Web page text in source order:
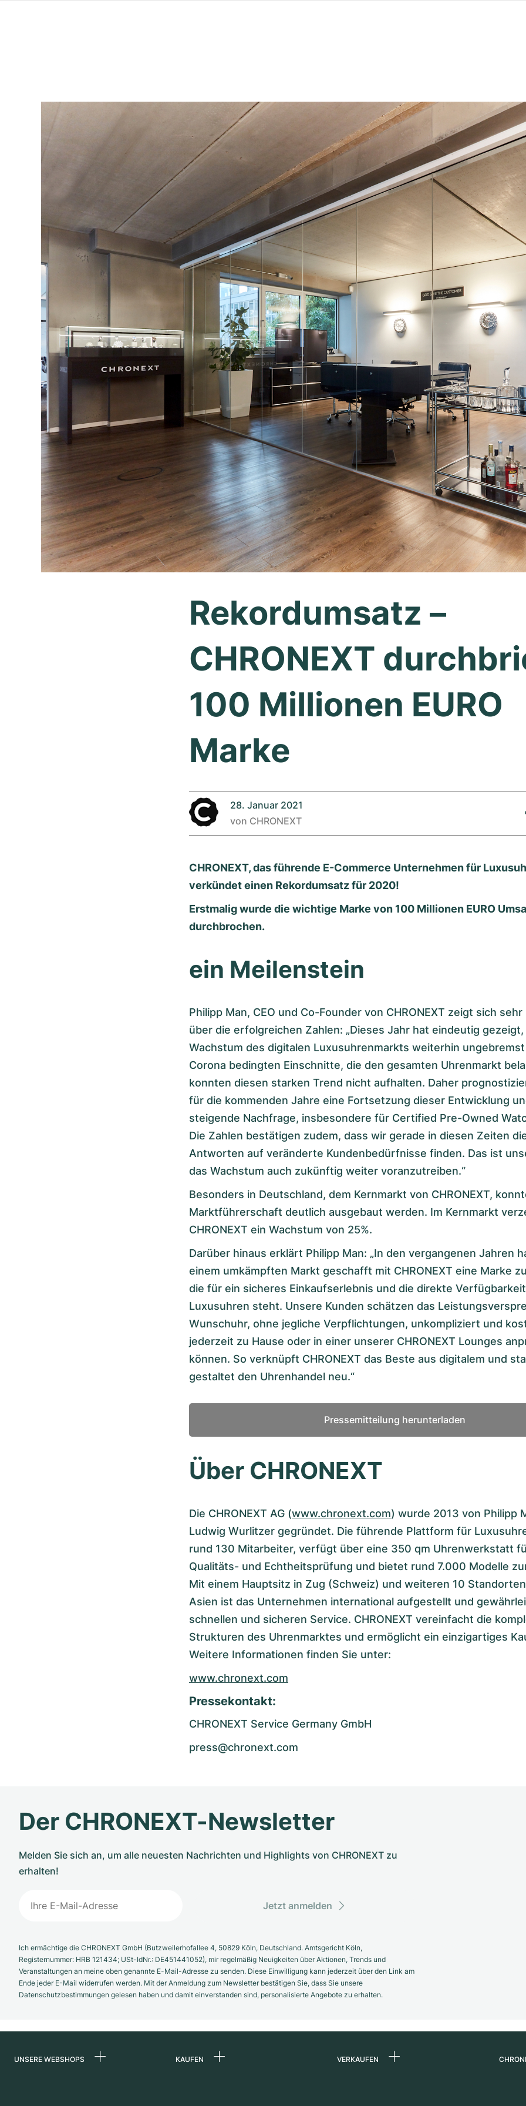
Rekordumsatz –
CHRONEXT
100 Millionen EURO
Marke
28. Januar 2021
von CHRONEXT
CHRONEXT, das führende E-Commerce Unternehmen für
verkündet einen Rekordumsatz für 2020!
Erstmalig wurde die wichtige Marke von 100 Millionen EURO
durchbrochen.
ein Meilenstein
Philipp Man, CEO und Co-Founder von CHRONEXT zeigt sich
über die erfolgreichen Zahlen: „Dieses Jahr hat eindeutig
Wachstum des digitalen Luxusuhrenmarkts weiterhin
Corona bedingten Einschnitte, die den gesamten Uhrenmarkt
konnten diesen starken Trend nicht aufhalten. Daher
für die kommenden Jahre eine Fortsetzung dieser Entwicklung
steigende Nachfrage, insbesondere für Certified Pre-Owned
Die Zahlen bestätigen zudem, dass wir gerade in diesen Zeiten
Antworten auf veränderte Kundenbedürfnisse finden. Das ist
das Wachstum auch zukünftig weiter voranzutreiben.“
Besonders in Deutschland, dem Kernmarkt von CHRONEXT,
Marktführerschaft deutlich ausgebaut werden. Im Kernmarkt
CHRONEXT ein Wachstum von 25%.
Darüber hinaus erklärt Philipp Man: „In den vergangenen Jahren
einem umkämpften Markt geschafft mit CHRONEXT eine Marke
die für ein sicheres Einkaufserlebnis und die direkte
Luxusuhren steht. Unsere Kunden schätzen das
Wunschuhr, ohne jegliche Verpflichtungen, unkompliziert und
jederzeit zu Hause oder in einer unserer CHRONEXT Lounges
können. So verknüpft CHRONEXT das Beste aus digitalem und
gestaltet den Uhrenhandel neu.“
Pressemitteilung herunterladen
Über CHRONEXT
Die CHRONEXT AG (www.chronext.com) wurde 2013 von Philipp
Ludwig Wurlitzer gegründet. Die führende Plattform für
rund 130 Mitarbeiter, verfügt über eine 350 qm Uhrenwerkstatt
Qualitäts- und Echtheitsprüfung und bietet rund 7.000 Modelle
Mit einem Hauptsitz in Zug (Schweiz) und weiteren 10
Asien ist das Unternehmen international aufgestellt und
schnellen und sicheren Service. CHRONEXT vereinfacht die
Strukturen des Uhrenmarktes und ermöglicht ein einzigartiges
Weitere Informationen finden Sie unter:
www.chronext.com
Pressekontakt:
CHRONEXT Service Germany GmbH
press@chronext.com
Der CHRONEXT-Newsletter
Melden Sie sich an, um alle neuesten Nachrichten und Highlights von CHRONEXT zu
erhalten!
Jetzt anmelden
Ich ermächtige die CHRONEXT GmbH (Butzweilerhofallee 4, 50829 Köln, Deutschland. Amtsgericht Köln,
Registernummer: HRB 121434; USt-IdNr.: DE451441052), mir regelmäßig Neuigkeiten über Aktionen, Trends und
Veranstaltungen an meine oben genannte E-Mail-Adresse zu senden. Diese Einwilligung kann jederzeit über den Link am
Ende jeder E-Mail widerrufen werden. Mit der Anmeldung zum Newsletter bestätigen Sie, dass Sie unsere
Datenschutzbestimmungen gelesen haben und damit einverstanden sind, personalisierte Angebote zu erhalten.
UNSERE WEBSHOPS KAUFEN VERKAUFEN